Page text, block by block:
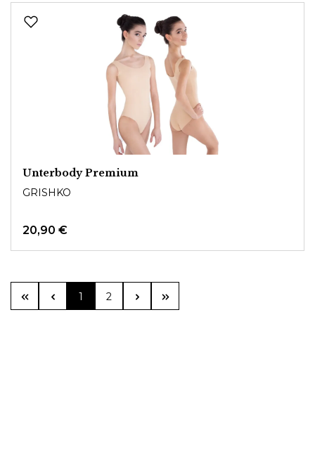
Unterbody Premium
GRISHKO
20,90 €
Seite
1 Seite
2